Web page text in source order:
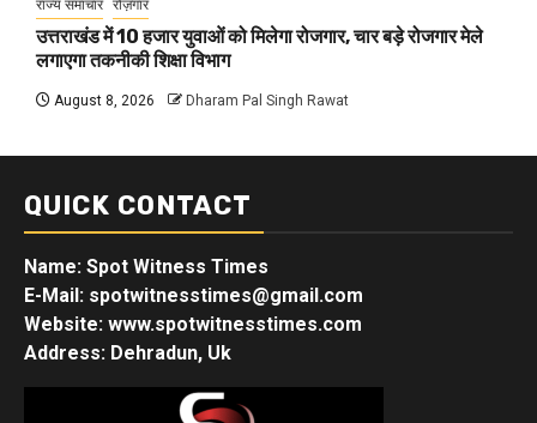
राज्य समाचार रोज़गार
उत्तराखंड में 10 हजार युवाओं को मिलेगा रोजगार, चार बड़े रोजगार मेले
लगाएगा तकनीकी शिक्षा विभाग
August 8, 2026 Dharam Pal Singh Rawat
QUICK CONTACT
Name: Spot Witness Times
E-Mail: spotwitnesstimes@gmail.com
Website: www.spotwitnesstimes.com
Address: Dehradun, Uk